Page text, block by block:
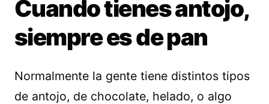
Cuando tienes antojo,
siempre es de pan
Normalmente la gente tiene distintos tipos
de antojo, de chocolate, helado, o algo